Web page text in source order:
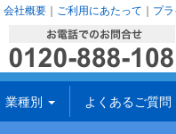
会社概要 ご利用にあたって プ
業種別 よくあるご質問